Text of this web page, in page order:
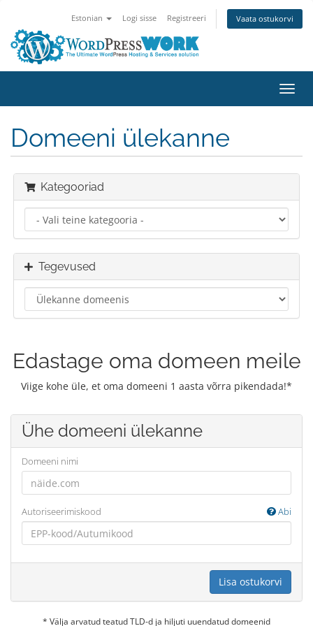
Estonian Logi sisse Registreeri Vaata ostukorvi
Domeeni ülekanne
Kategooriad
Tegevused
Edastage oma domeen meile
Viige kohe üle, et oma domeeni 1 aasta võrra pikendada!*
Ühe domeeni ülekanne
Domeeni nimi
Autoriseerimiskood Abi
Lisa ostukorvi
* Välja arvatud teatud TLD-d ja hiljuti uuendatud domeenid